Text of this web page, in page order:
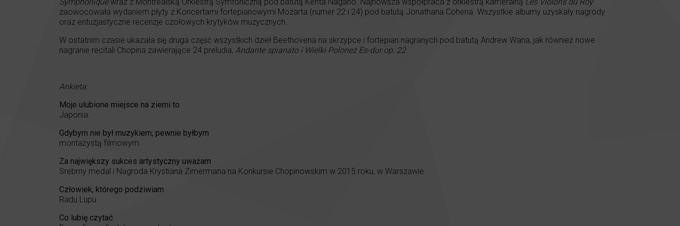
Symphoniquewraz z Montrealską Orkiestrą Symfoniczną pod batutą Kenta Nagano. Najnowsza współpraca z orkiestrą kameralną Les Violons du Roy
zaowocowała wydaniem płyty z Koncertami fortepianowymi Mozarta (numer 22 i 24) pod batutą Jonathana Cohena. Wszystkie albumy uzyskały nagrody
oraz entuzjastyczne recenzje czołowych krytyków muzycznych.
W ostatnim czasie ukazała się druga część wszystkich dzieł Beethovena na skrzypce i fortepian nagranych pod batutą Andrew Wana, jak również nowe
nagranie recitali Chopina zawierające 24 preludia, Andante spianato i Wielki Polonez Es-dur op. 22.
Ankieta:
Moje ulubione miejsce na ziemi to
Japonia.
Gdybym nie był muzykiem, pewnie byłbym
montażystą filmowym.
Za największy sukces artystyczny uważam
Srebrny medal i Nagroda Krystiana Zimermana na Konkursie Chopinowskim w 2015 roku, w Warszawie
Człowiek, którego podziwiam
Radu Lupu.
Co lubię czytać